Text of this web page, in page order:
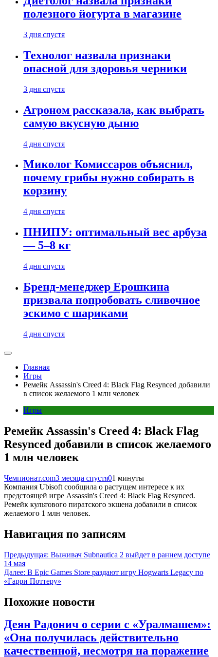
полезного йогурта в магазине
3 дня спустя
Технолог назвала признаки
опасной для здоровья черники
3 дня спустя
Агроном рассказала, как выбрать
самую вкусную дыню
4 дня спустя
Миколог Комиссаров объяснил,
почему грибы нужно собирать в
корзину
4 дня спустя
ПНИПУ: оптимальный вес арбуза
— 5–8 кг
4 дня спустя
Бренд-менеджер Ерошкина
призвала попробовать сливочное
эскимо с шариками
4 дня спустя
Главная
Игры
Ремейк Assassin's Creed 4: Black Flag Resynced добавили
в список желаемого 1 млн человек
Игры
Ремейк Assassin's Creed 4: Black Flag
Resynced добавили в список желаемого
1 млн человек
Чемпионат.com3 месяца спустя01 минуты
Компания Ubisoft сообщила о растущем интересе к их
предстоящей игре Assassin's Creed 4: Black Flag Resynced.
Ремейк культового пиратского экшена добавили в список
желаемого 1 млн человек.
Навигация по записям
Предыдущая: Выживач Subnautica 2 выйдет в раннем доступе
14 мая
Далее: В Epic Games Store раздают игру Hogwarts Legacy по
«Гарри Поттеру»
Похожие новости
Деян Радонич о серии с «Уралмашем»:
«Она получилась действительно
качественной, несмотря на поражение